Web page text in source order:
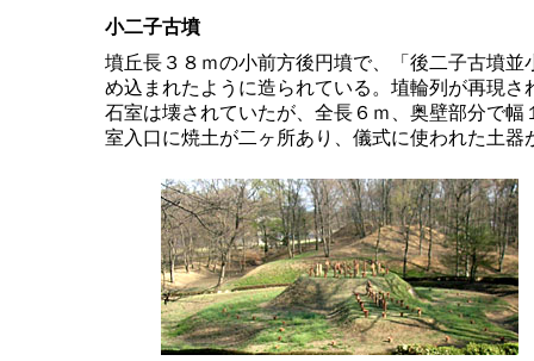
小二子古墳
墳丘長３８ｍの小前方後円墳で、「後二子古墳
め込まれたように造られている。埴輪列が再現
石室は壊されていたが、全長６ｍ、奥壁部分で
室入口に焼土が二ヶ所あり、儀式に使われた土